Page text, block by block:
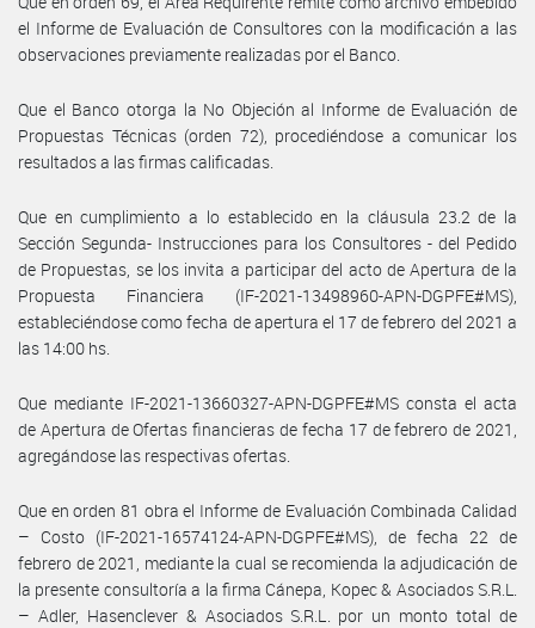
el Informe de Evaluación de Consultores con la modificación a las
observaciones previamente realizadas por el Banco.
Que el Banco otorga la No Objeción al Informe de Evaluación de
Propuestas Técnicas (orden 72), procediéndose a comunicar los
resultados a las firmas calificadas.
Que en cumplimiento a lo establecido en la cláusula 23.2 de la
Sección Segunda- Instrucciones para los Consultores - del Pedido
de Propuestas, se los invita a participar del acto de Apertura de la
Propuesta Financiera (IF-2021-13498960-APN-DGPFE#MS),
estableciéndose como fecha de apertura el 17 de febrero del 2021 a
las 14:00 hs.
Que mediante IF-2021-13660327-APN-DGPFE#MS consta el acta
de Apertura de Ofertas financieras de fecha 17 de febrero de 2021,
agregándose las respectivas ofertas.
Que en orden 81 obra el Informe de Evaluación Combinada Calidad
– Costo (IF-2021-16574124-APN-DGPFE#MS), de fecha 22 de
febrero de 2021, mediante la cual se recomienda la adjudicación de
la presente consultoría a la firma Cánepa, Kopec & Asociados S.R.L.
– Adler, Hasenclever & Asociados S.R.L. por un monto total de